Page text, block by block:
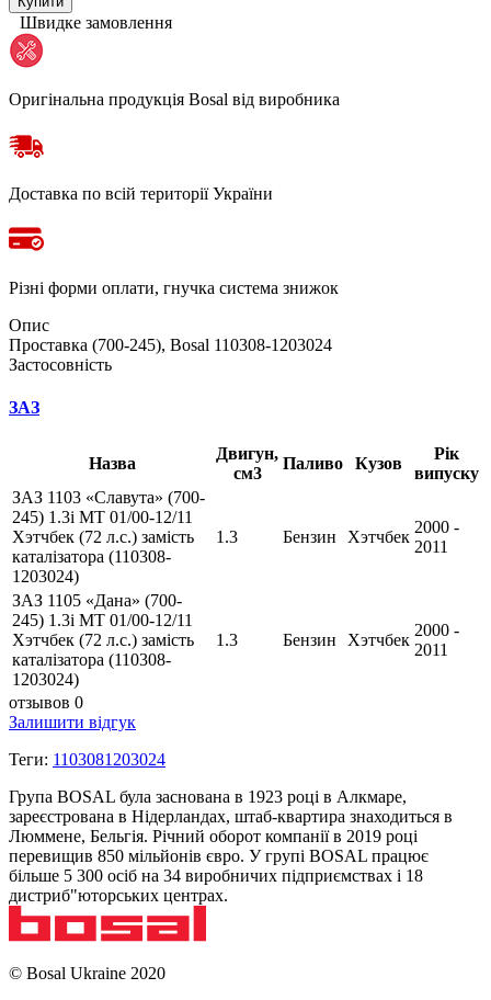
Швидке замовлення
Оригінальна продукція Bosal від виробника
Доставка по всій території України
Різні форми оплати, гнучка система знижок
Опис
Проставка (700-245), Bosal 110308-1203024
Застосовність
ЗАЗ
Назва
Двигун,
см3
Паливо Кузов
Рік
випуску
ЗАЗ 1103 «Славута» (700-
245) 1.3i MT 01/00-12/11
Хэтчбек (72 л.с.) замість
каталізатора (110308-
1203024)
1.3 Бензин Хэтчбек
2000 -
2011
ЗАЗ 1105 «Дана» (700-
245) 1.3i MT 01/00-12/11
Хэтчбек (72 л.с.) замість
каталізатора (110308-
1203024)
1.3 Бензин Хэтчбек
2000 -
2011
отзывов 0
Залишити відгук
Теги: 1103081203024
Група BOSAL була заснована в 1923 році в Алкмаре,
зареєстрована в Нідерландах, штаб-квартира знаходиться в
Люммене, Бельгія. Річний оборот компанії в 2019 році
перевищив 850 мільйонів євро. У групі BOSAL працює
більше 5 300 осіб на 34 виробничих підприємствах і 18
дистриб"юторських центрах.
© Bosal Ukraine 2020